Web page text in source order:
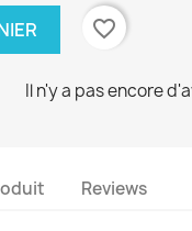
favorite_border
Il n'y a pas encore
Reviews